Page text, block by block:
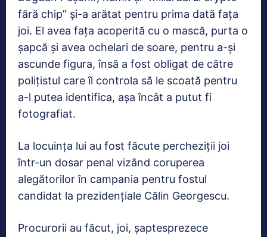
fără chip” şi-a arătat pentru prima dată faţa
joi. El avea faţa acoperită cu o mască, purta o
şapcă şi avea ochelari de soare, pentru a-şi
ascunde figura, însă a fost obligat de către
poliţistul care îl controla să le scoată pentru
a-l putea identifica, aşa încât a putut fi
fotografiat.
La locuinţa lui au fost făcute percheziţii joi
într-un dosar penal vizând coruperea
alegătorilor în campania pentru fostul
candidat la prezidenţiale Călin Georgescu.
Procurorii au făcut, joi, şaptesprezece